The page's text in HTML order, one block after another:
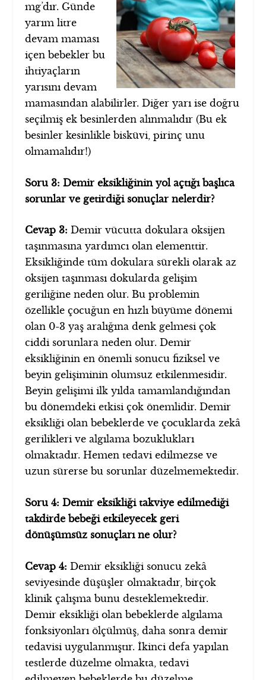
mg’dır. Günde
yarım litre
devam maması
içen bebekler bu
ihtiyaçların
yarısını devam
mamasından alabilirler. Diğer yarı ise doğru
seçilmiş ek besinlerden alınmalıdır (Bu ek
besinler kesinlikle bisküvi, pirinç unu
olmamalıdır!)
Soru 3: Demir eksikliğinin yol açtığı başlıca
sorunlar ve getirdiği sonuçlar nelerdir?
Cevap 3:Demir vücutta dokulara oksijen
taşınmasına yardımcı olan elementtir.
Eksikliğinde tüm dokulara sürekli olarak az
oksijen taşınması dokularda gelişim
geriliğine neden olur. Bu problemin
özellikle çocuğun en hızlı büyüme dönemi
olan 0-3 yaş aralığına denk gelmesi çok
ciddi sorunlara neden olur. Demir
eksikliğinin en önemli sonucu fiziksel ve
beyin gelişiminin olumsuz etkilenmesidir.
Beyin gelişimi ilk yılda tamamlandığından
bu dönemdeki etkisi çok önemlidir. Demir
eksikliği olan bebeklerde ve çocuklarda zekâ
gerilikleri ve algılama bozuklukları
olmaktadır. Hemen tedavi edilmezse ve
uzun sürerse bu sorunlar düzelmemektedir.
Soru 4: Demir eksikliği takviye edilmediği
takdirde bebeği etkileyecek geri
dönüşümsüz sonuçları ne olur?
Cevap 4: Demir eksikliği sonucu zekâ
seviyesinde düşüşler olmaktadır, birçok
klinik çalışma bunu desteklemektedir.
Demir eksikliği olan bebeklerde algılama
fonksiyonları ölçülmüş, daha sonra demir
tedavisi uygulanmıştır. İkinci defa yapılan
testlerde düzelme olmakta, tedavi